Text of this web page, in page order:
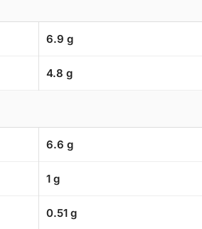
6.9 g
4.8 g
6.6 g
1 g
0.51 g